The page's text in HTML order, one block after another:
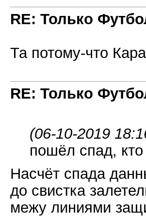
RE: Только
Та потому-что
RE: Только
(06-10-2019
пошёл спад,
Насчёт спада
до свистка
межу линиями